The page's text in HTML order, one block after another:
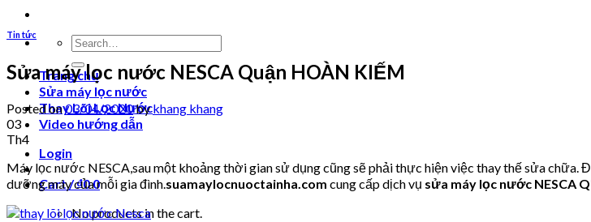
Search
for:
Trang chủ
Sửa máy lọc nước
Thay Lõi Lọc Nước
Video hướng dẫn
Login
Cart /₫00
No products in the cart.
Tin tức
Sửa máy lọc nước NESCA Quận HOÀN KIẾM
Posted on03/04/2020bykhang khang
03
Th4
Máy lọc nước NESCA,sau một khoảng thời gian sử dụng cũng sẽ phải thực hiện việc thay thế sửa
dưỡng máy của mỗi gia đình.suamaylocnuoctainha.com cung cấp dịch vụ sửa máy lọc nước NESCA